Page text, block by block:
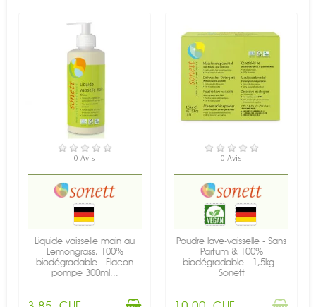
EN STOCK
0 Avis
Liquide vaisselle main au
Lemongrass, 100%
biodégradable - Flacon
pompe 300ml...
RUPTURE DE STOCK
0 Avis
Poudre lave-vaisselle - Sans
Parfum & 100%
biodégradable - 1,5kg -
Sonett